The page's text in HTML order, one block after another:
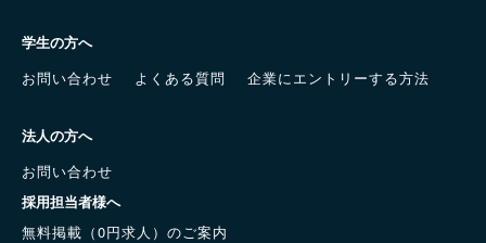
学生の方へ
お問い合わせ
よくある質問 企業にエントリーする方法
法人の方へ
お問い合わせ
採用担当者様へ
無料掲載（0円求人）のご案内